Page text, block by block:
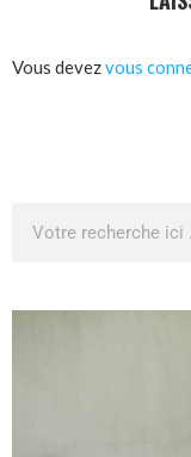
Vous devezvous